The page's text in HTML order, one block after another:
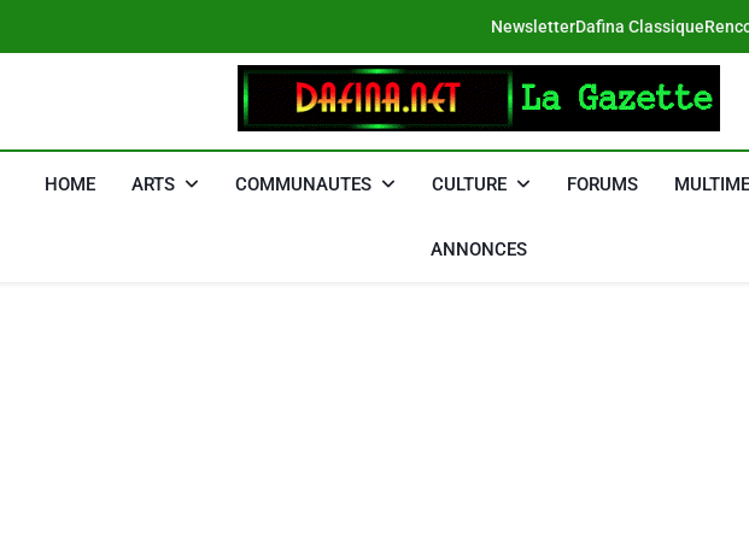
NewsletterDafina Classique
DAFINA
HOME ARTS COMMUNAUTES CULTURE FORUMS
ANNONCES